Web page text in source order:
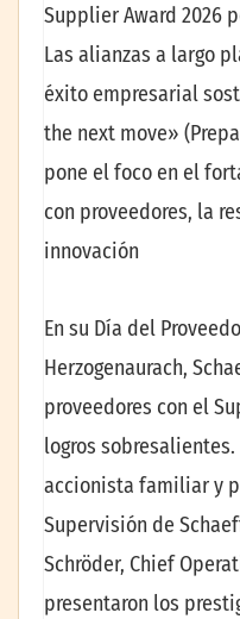
Supplier Award 2026
Las alianzas a largo
éxito empresarial
the next move»
pone el foco en el
con proveedores, la
innovación
En su Día del
Herzogenaurach,
proveedores con el
logros sobresalientes.
accionista familiar y
Supervisión de
Schröder, Chief
presentaron los